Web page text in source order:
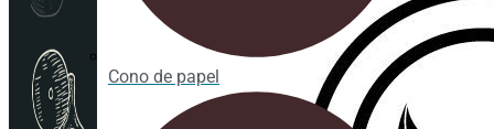
Cono de papel